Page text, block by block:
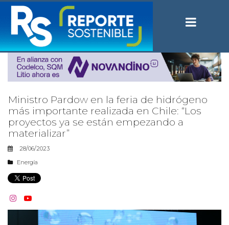
Ministro Pardow en la feria de hidrógeno
más importante realizada en Chile: “Los
proyectos ya se están empezando a
materializar”
28/06/2023
Energía
 